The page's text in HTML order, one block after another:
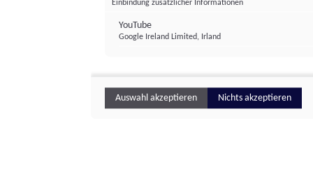
Einbindung zusätzlicher Informationen
YouTube
Google Ireland Limited, Irland
Auswahl akzeptieren Nichts akzeptieren